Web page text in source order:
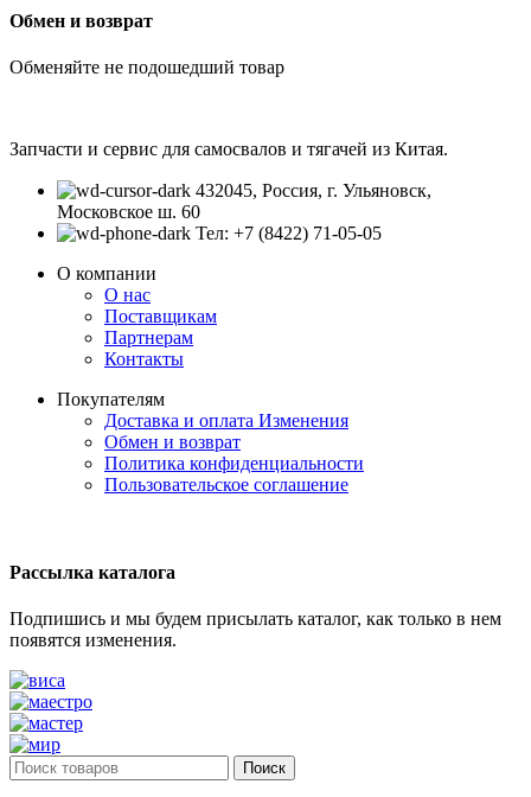
Обмен и возврат
Обменяйте не подошедший товар
Запчасти и сервис для самосвалов и тягачей из Китая.
432045, Россия, г. Ульяновск,
Московское ш. 60
Тел: +7 (8422) 71-05-05
О компании
О нас
Поставщикам
Партнерам
Контакты
Покупателям
Доставка и оплата Изменения
Обмен и возврат
Политика конфиденциальности
Пользовательское соглашение
Рассылка каталога
Подпишись и мы будем присылать каталог, как только в нем
появятся изменения.
Поиск